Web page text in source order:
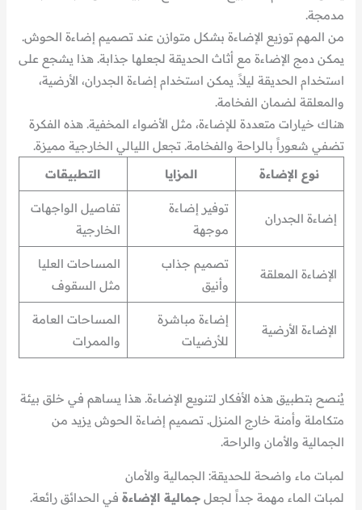
مدمجة.
من المهم توزيع الإضاءة بشكل متوازن عند تصميم إضاءة الحوش.
يمكن دمج الإضاءة مع أثاث الحديقة لجعلها جذابة. هذا يشجع على
استخدام الحديقة ليلاً. يمكن استخدام إضاءة الجدران، الأرضية،
والمعلقة لضمان الفخامة.
هناك خيارات متعددة للإضاءة، مثل الأضواء المخفية. هذه الفكرة
تضفي شعوراً بالراحة والفخامة. تجعل الليالي الخارجية مميزة.
نوع الإضاءة
المزايا التطبيقات
إضاءة الجدران
توفير إضاءة
موجهة
تفاصيل الواجهات
الخارجية
الإضاءة المعلقة
تصميم جذاب
وأنيق
المساحات العليا
مثل السقوف
الإضاءة الأرضية
إضاءة مباشرة
للأرضيات
المساحات العامة
والممرات
يُنصح بتطبيق هذه الأفكار لتنويع الإضاءة. هذا يساهم في خلق بيئة
متكاملة وأمنة خارج المنزل. تصميم إضاءة الحوش يزيد من
الجمالية والأمان والراحة.
لمبات ماء واضحة للحديقة: الجمالية والأمان
لمبات الماء مهمة جداً لجعلجمالية الإضاءة في الحدائق رائعة.